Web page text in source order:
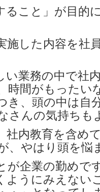
ること」が目的
施した内容を社
い業務の中で社
時間がもったい
き、頭の中は自
さんの気持ちも
社内教育を含め
、やはり頭を悩
が企業の勤めで
ようにみえない